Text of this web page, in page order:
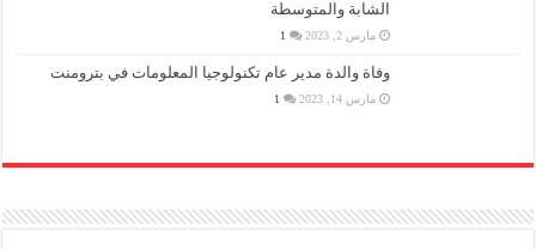
الشابة والمتوسطة
مارس 2, 2023 1
وفاة والدة مدير عام تكنولوجيا المعلومات في بترومنت
مارس 14, 2023 1